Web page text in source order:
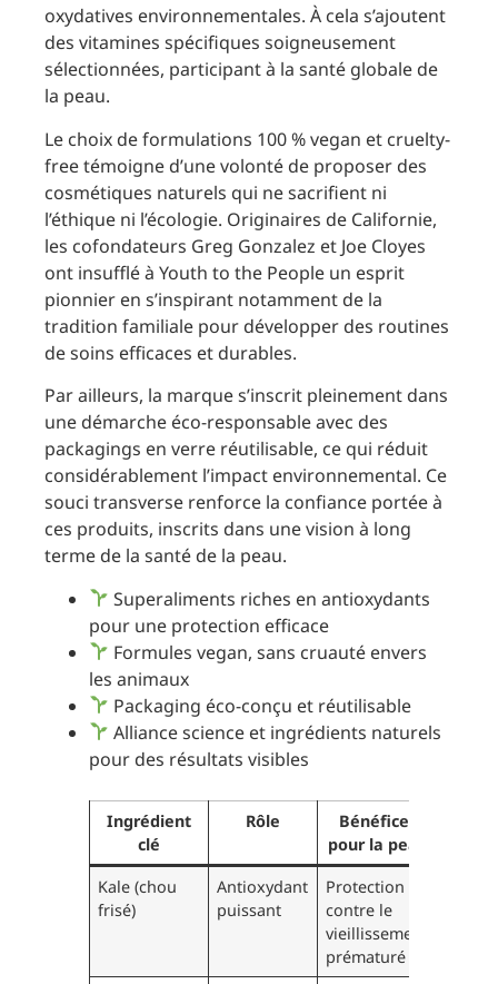
oxydatives environnementales. À cela s’ajoutent
des vitamines spécifiques soigneusement
sélectionnées, participant à la santé globale de
la peau.
Le choix de formulations 100 % vegan et cruelty-
free témoigne d’une volonté de proposer des
cosmétiques naturels qui ne sacrifient ni
l’éthique ni l’écologie. Originaires de Californie,
les cofondateurs Greg Gonzalez et Joe Cloyes
ont insufflé à Youth to the People un esprit
pionnier en s’inspirant notamment de la
tradition familiale pour développer des routines
de soins efficaces et durables.
Par ailleurs, la marque s’inscrit pleinement dans
une démarche éco-responsable avec des
packagings en verre réutilisable, ce qui réduit
considérablement l’impact environnemental. Ce
souci transverse renforce la confiance portée à
ces produits, inscrits dans une vision à long
terme de la santé de la peau.
Superaliments riches en antioxydants
pour une protection efficace
Formules vegan, sans cruauté envers
les animaux
Packaging éco-conçu et réutilisable
Alliance science et ingrédients naturels
pour des résultats visibles
Ingrédient
clé
Rôle
Bénéfices
pour la peau
Kale (chou
frisé)
Antioxydant
puissant
Protection
contre le
vieillissement
prématuré